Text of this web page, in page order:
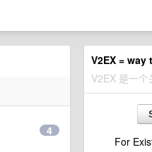
V2EX =
V2EX 是一
For
4